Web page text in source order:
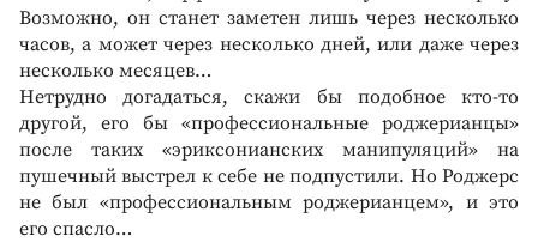
Возможно, он станет заметен лишь через несколько
часов, а может через несколько дней, или даже через
несколько месяцев…
Нетрудно догадаться, скажи бы подобное кто-то
другой, его бы «профессиональные роджерианцы»
после таких «эриксонианских манипуляций» на
пушечный выстрел к себе не подпустили. Но Роджерс
не был «профессиональным роджерианцем», и это
его спасло…